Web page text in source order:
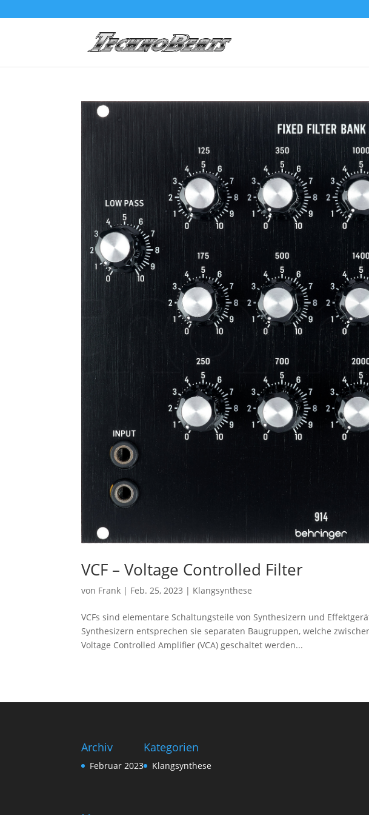
VCF – Voltage Controlled Filter
von Frank | Feb. 25, 2023 | Klangsynthese
VCFs sind elementare Schaltungsteile von Synthesizern und
Synthesizern entsprechen sie separaten Baugruppen, welche
Voltage Controlled Amplifier (VCA) geschaltet werden...
Archiv
Februar 2023
Kategorien
Klangsynthese